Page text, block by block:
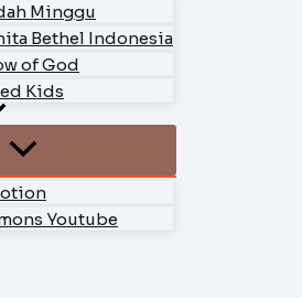
Minggu
Bethel Indonesia
of God
Kids
Youtube